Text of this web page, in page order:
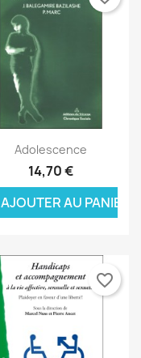
Aperçu rapide
Adolescence
14,70 €
AJOUTER AU PANIER
favorite_border